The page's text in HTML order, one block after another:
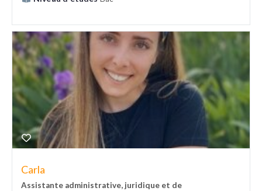
Carla
Assistante administrative, juridique et de